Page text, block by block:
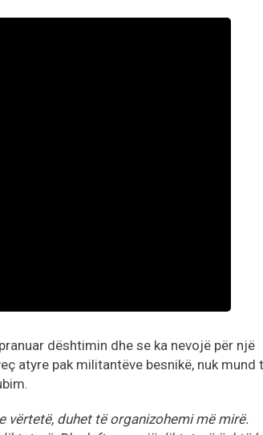
dështimin dhe se ka nevojë për një
atyre pak militantëve besnikë, nuk mund
vërtetë, duhet të organizohemi më mirë.